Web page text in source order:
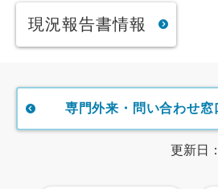
現況報告書情報
専門外来・問い合わせ窓
更新日